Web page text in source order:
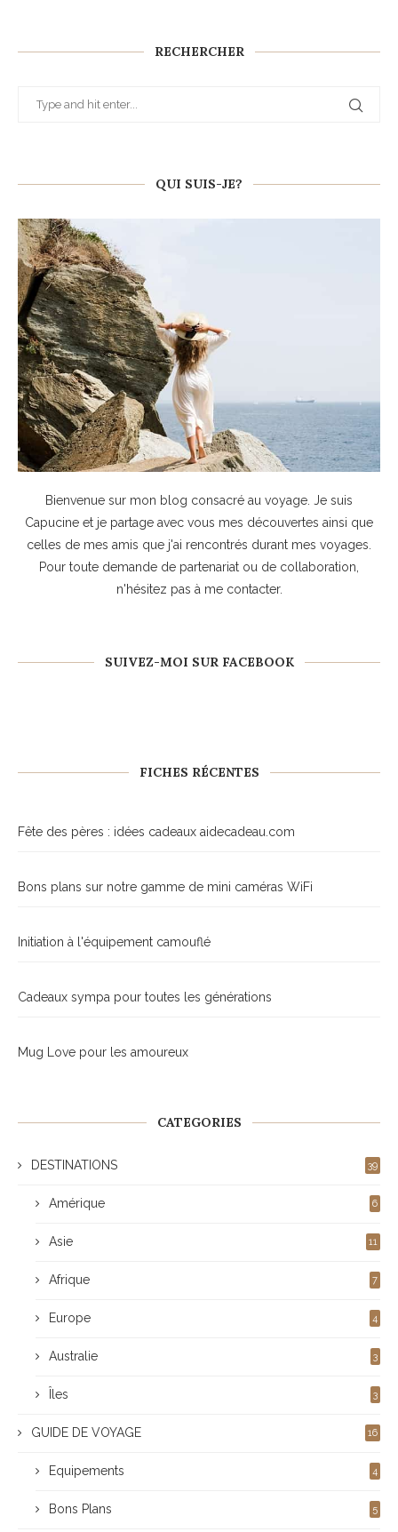
RECHERCHER
QUI SUIS-JE?
Bienvenue sur mon blog consacré au voyage. Je suis
Capucine et je partage avec vous mes découvertes ainsi que
celles de mes amis que j'ai rencontrés durant mes voyages.
Pour toute demande de partenariat ou de collaboration,
n'hésitez pas à me contacter.
SUIVEZ-MOI SUR FACEBOOK
FICHES RÉCENTES
Fête des pères : idées cadeaux aidecadeau.com
Bons plans sur notre gamme de mini caméras WiFi
Initiation à l'équipement camouflé
Cadeaux sympa pour toutes les générations
Mug Love pour les amoureux
CATEGORIES
DESTINATIONS 39
Amérique 6
Asie 11
Afrique 7
Europe 4
Australie 3
Îles 3
GUIDE DE VOYAGE 16
Equipements 4
Bons Plans 5